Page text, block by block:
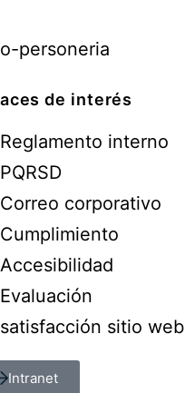
de interés
Reglamento interno
PQRSD
Correo corporativo
Cumplimiento
Accesibilidad
Evaluación
satisfacción sitio web
Intranet